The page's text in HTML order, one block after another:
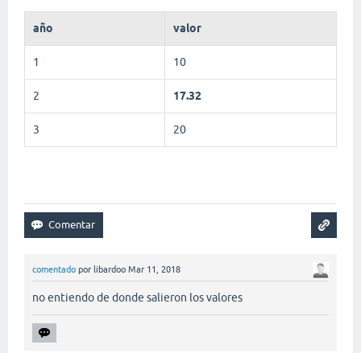
año valor
1 10
2 17.32
3 20
comentado por libardoo Mar 11, 2018
no entiendo de donde salieron los valores